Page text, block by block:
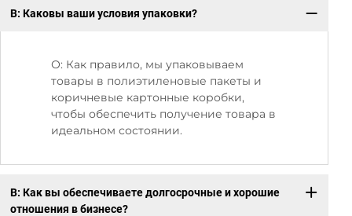
В: Каковы ваши условия упаковки?
О: Как правило, мы упаковываем
товары в полиэтиленовые пакеты и
коричневые картонные коробки,
чтобы обеспечить получение товара в
идеальном состоянии.
В: Как вы обеспечиваете долгосрочные и хорошие
отношения в бизнесе?